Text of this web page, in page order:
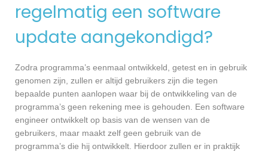
regelmatig een software
update aangekondigd?
Zodra programma’s eenmaal ontwikkeld, getest en in gebruik
genomen zijn, zullen er altijd gebruikers zijn die tegen
bepaalde punten aanlopen waar bij de ontwikkeling van de
programma’s geen rekening mee is gehouden. Een software
engineer ontwikkelt op basis van de wensen van de
gebruikers, maar maakt zelf geen gebruik van de
programma’s die hij ontwikkelt. Hierdoor zullen er in praktijk